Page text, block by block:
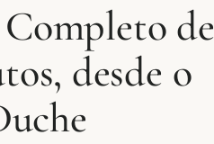
de
desde o